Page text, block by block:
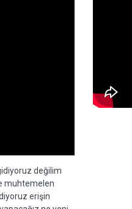
değilim
muhtemelen
erişin